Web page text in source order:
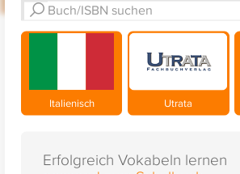
Italienisch Utrata
Erfolgreich Vokabeln lernen